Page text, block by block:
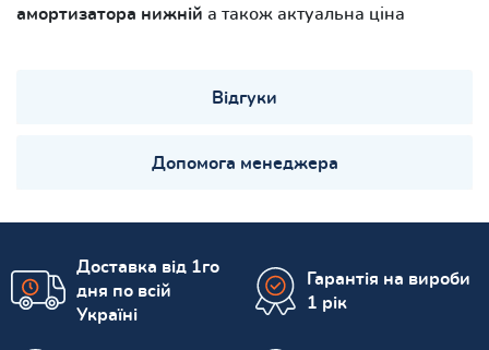
амортизатора нижній а також актуальна ціна
Відгуки
Допомога менеджера
Доставка від 1го
дня по всій
Україні
Гарантія на вироби
1 рік